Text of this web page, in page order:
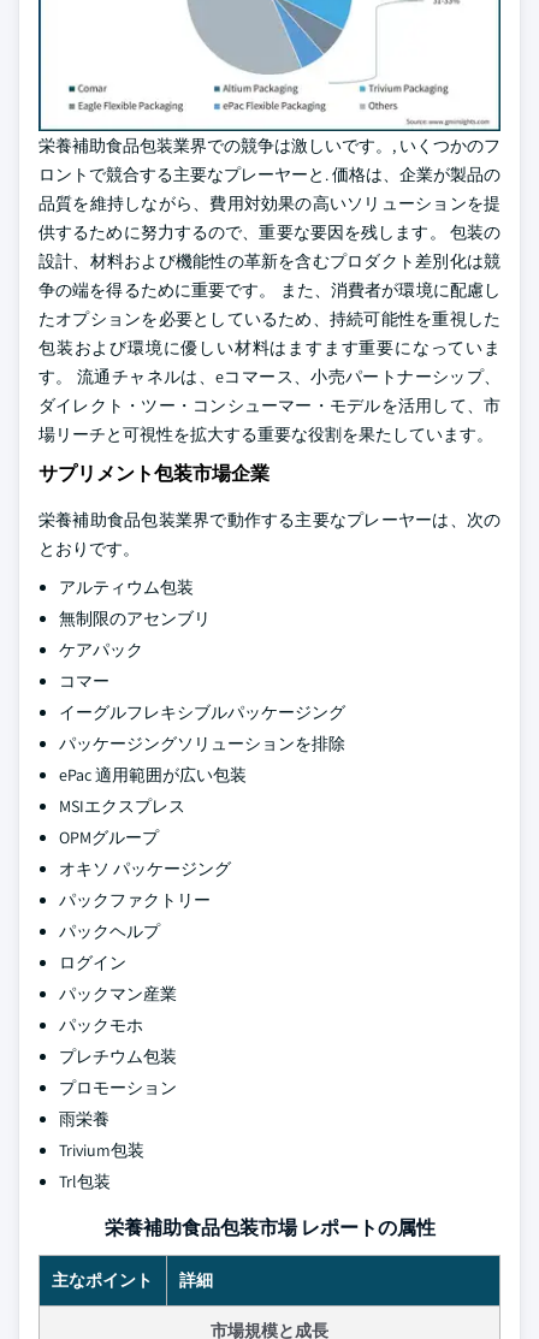
栄養補助食品包装業界での競争は激しいです。, いくつかのフ
ロントで競合する主要なプレーヤーと. 価格は、企業が製品の
品質を維持しながら、費用対効果の高いソリューションを提
供するために努力するので、重要な要因を残します。 包装の
設計、材料および機能性の革新を含むプロダクト差別化は競
争の端を得るために重要です。 また、消費者が環境に配慮し
たオプションを必要としているため、持続可能性を重視した
包装および環境に優しい材料はますます重要になっていま
す。 流通チャネルは、eコマース、小売パートナーシップ、
ダイレクト・ツー・コンシューマー・モデルを活用して、市
場リーチと可視性を拡大する重要な役割を果たしています。
サプリメント包装市場企業
栄養補助食品包装業界で動作する主要なプレーヤーは、次の
とおりです。
アルティウム包装
無制限のアセンブリ
ケアパック
コマー
イーグルフレキシブルパッケージング
パッケージングソリューションを排除
ePac 適用範囲が広い包装
MSIエクスプレス
OPMグループ
オキソ パッケージング
パックファクトリー
パックヘルプ
ログイン
パックマン産業
パックモホ
プレチウム包装
プロモーション
雨栄養
Trivium包装
Trl包装
栄養補助食品包装市場 レポートの属性
主なポイント 詳細
市場規模と成長